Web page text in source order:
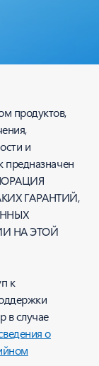
продуктов,
и
предназначен
ГАРАНТИЙ,
НА ЭТОЙ
к
в случае
о